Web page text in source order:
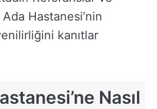
Hastanesi’nin
kanıtlar
Nasıl